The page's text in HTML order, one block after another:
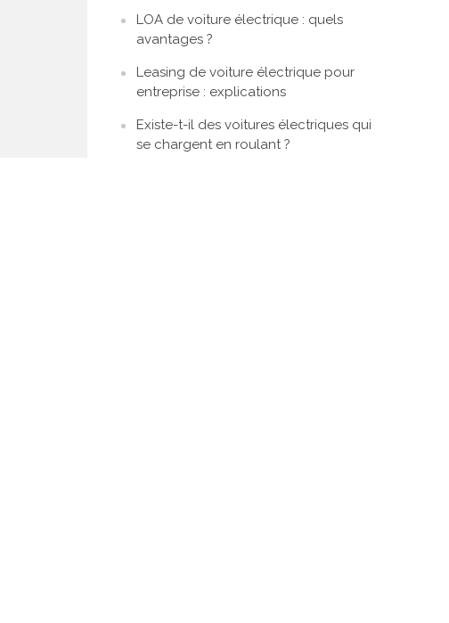
LOA de voiture électrique : quels
avantages ?
Leasing de voiture électrique pour
entreprise : explications
Existe-t-il des voitures électriques qui
se chargent en roulant ?